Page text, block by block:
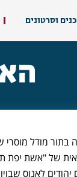
וסרטונים
בתור מודל
של "אשת יפת
לאנוס